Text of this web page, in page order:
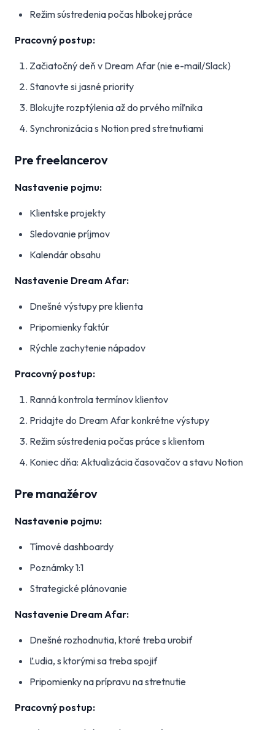
Režim sústredenia počas hlbokej práce
Pracovný postup:
Začiatočný deň v Dream Afar (nie e-mail/Slack)
Stanovte si jasné priority
Blokujte rozptýlenia až do prvého míľnika
Synchronizácia s Notion pred stretnutiami
Pre freelancerov
Nastavenie pojmu:
Klientske projekty
Sledovanie príjmov
Kalendár obsahu
Nastavenie Dream Afar:
Dnešné výstupy pre klienta
Pripomienky faktúr
Rýchle zachytenie nápadov
Pracovný postup:
Ranná kontrola termínov klientov
Pridajte do Dream Afar konkrétne výstupy
Režim sústredenia počas práce s klientom
Koniec dňa: Aktualizácia časovačov a stavu Notion
Pre manažérov
Nastavenie pojmu:
Tímové dashboardy
Poznámky 1:1
Strategické plánovanie
Nastavenie Dream Afar:
Dnešné rozhodnutia, ktoré treba urobiť
Ľudia, s ktorými sa treba spojiť
Pripomienky na prípravu na stretnutie
Pracovný postup: